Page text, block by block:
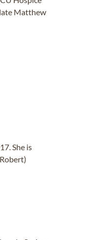
Matthew
She is